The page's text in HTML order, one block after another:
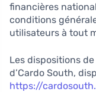
financières
conditions
utilisateurs à tout
Les dispositions
d’Cardo South,
https://